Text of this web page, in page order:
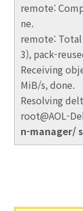
remote:
ne.
remote: Total
3), pack-
Receiving
MiB/s, done.
Resolving
root@AOL-
n-manager/